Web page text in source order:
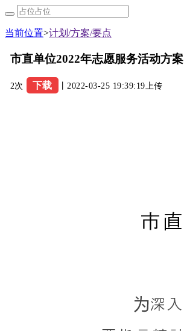
当前位置>计划/方案/要点
市直单位2022年志愿服务活动方案
2次 下载 丨2022-03-25 19:39:19上传